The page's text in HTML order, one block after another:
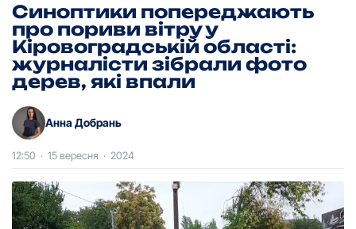
Синоптики попереджають
про пориви вітру у
Кіровоградській області:
журналісти зібрали фото
дерев, які впали
Анна Добрань
12:50 · 15 вересня · 2024